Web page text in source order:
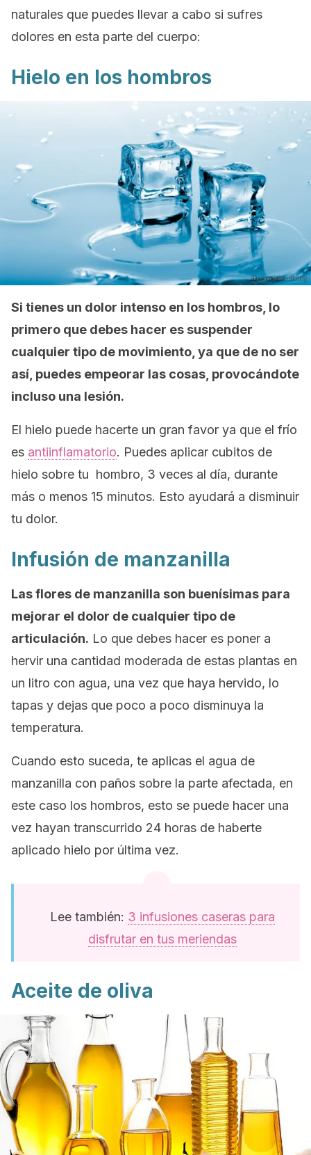
naturales que puedes llevar a cabo si sufres
dolores en esta parte del cuerpo:
Hielo en los hombros
Si tienes un dolor intenso en los hombros, lo
primero que debes hacer es suspender
cualquier tipo de movimiento, ya que de no ser
así, puedes empeorar las cosas, provocándote
incluso una lesión.
El hielo puede hacerte un gran favor ya que el frío
es antiinflamatorio. Puedes aplicar cubitos de
hielo sobre tu hombro, 3 veces al día, durante
más o menos 15 minutos. Esto ayudará a disminuir
tu dolor.
Infusión de manzanilla
Las flores de manzanilla son buenísimas para
mejorar el dolor de cualquier tipo de
articulación. Lo que debes hacer es poner a
hervir una cantidad moderada de estas plantas en
un litro con agua, una vez que haya hervido, lo
tapas y dejas que poco a poco disminuya la
temperatura.
Cuando esto suceda, te aplicas el agua de
manzanilla con paños sobre la parte afectada, en
este caso los hombros, esto se puede hacer una
vez hayan transcurrido 24 horas de haberte
aplicado hielo por última vez.
Lee también: 3 infusiones caseras para
disfrutar en tus meriendas
Aceite de oliva